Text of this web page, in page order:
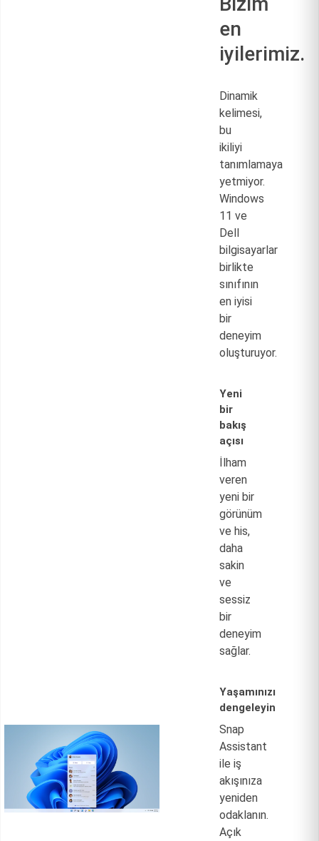
en
iyilerimiz.
Dinamik
kelimesi,
bu
ikiliyi
tanımlamaya
yetmiyor.
Windows
11 ve
Dell
bilgisayarlar
birlikte
sınıfının
en iyisi
bir
deneyim
oluşturuyor.
Yeni
bir
bakış
açısı
İlham
veren
yeni bir
görünüm
ve his,
daha
sakin
ve
sessiz
bir
deneyim
sağlar.
Yaşamınızı
dengeleyin
Snap
Assistant
ile iş
akışınıza
yeniden
odaklanın.
Açık